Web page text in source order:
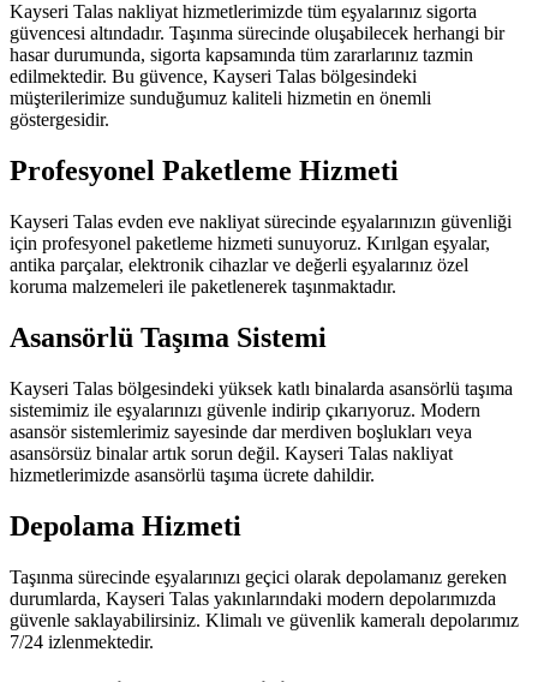
Kayseri Talas nakliyat hizmetlerimizde tüm eşyalarınız sigorta
güvencesi altındadır. Taşınma sürecinde oluşabilecek herhangi bir
hasar durumunda, sigorta kapsamında tüm zararlarınız tazmin
edilmektedir. Bu güvence, Kayseri Talas bölgesindeki
müşterilerimize sunduğumuz kaliteli hizmetin en önemli
göstergesidir.
Profesyonel Paketleme Hizmeti
Kayseri Talas evden eve nakliyat sürecinde eşyalarınızın güvenliği
için profesyonel paketleme hizmeti sunuyoruz. Kırılgan eşyalar,
antika parçalar, elektronik cihazlar ve değerli eşyalarınız özel
koruma malzemeleri ile paketlenerek taşınmaktadır.
Asansörlü Taşıma Sistemi
Kayseri Talas bölgesindeki yüksek katlı binalarda asansörlü taşıma
sistemimiz ile eşyalarınızı güvenle indirip çıkarıyoruz. Modern
asansör sistemlerimiz sayesinde dar merdiven boşlukları veya
asansörsüz binalar artık sorun değil. Kayseri Talas nakliyat
hizmetlerimizde asansörlü taşıma ücrete dahildir.
Depolama Hizmeti
Taşınma sürecinde eşyalarınızı geçici olarak depolamanız gereken
durumlarda, Kayseri Talas yakınlarındaki modern depolarımızda
güvenle saklayabilirsiniz. Klimalı ve güvenlik kameralı depolarımız
7/24 izlenmektedir.